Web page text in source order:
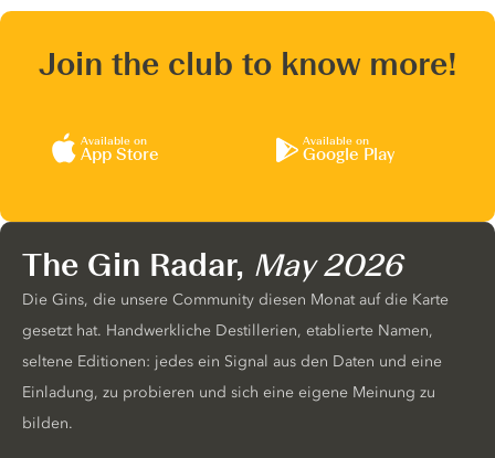
Join the club to know more!
Available on
App Store
Available on
Google Play
The Gin Radar, May 2026
Die Gins, die unsere Community diesen Monat auf die Karte
gesetzt hat. Handwerkliche Destillerien, etablierte Namen,
seltene Editionen: jedes ein Signal aus den Daten und eine
Einladung, zu probieren und sich eine eigene Meinung zu
bilden.